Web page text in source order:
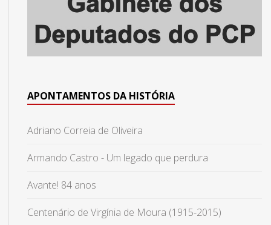
APONTAMENTOS DA HISTÓRIA
Adriano Correia de Oliveira
Armando Castro - Um legado que perdura
Avante! 84 anos
Centenário de Virgínia de Moura (1915-2015)